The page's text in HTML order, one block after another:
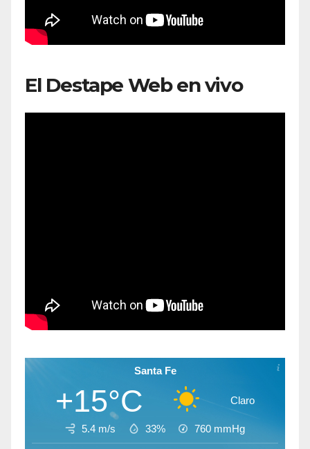
El Destape Web en vivo
Santa Fe
+15°C Claro
5.4 m/s 33% 760 mmHg